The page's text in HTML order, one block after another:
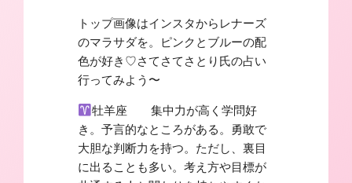
トップ画像はインスタからレナーズ
のマラサダを。ピンクとブルーの配
色が好き♡さてさてさとり氏の占い
行ってみよう〜
牡羊座 集中力が高く学問好
き。予言的なところがある。勇敢で
大胆な判断力を持つ。ただし、裏目
に出ることも多い。考え方や目標が